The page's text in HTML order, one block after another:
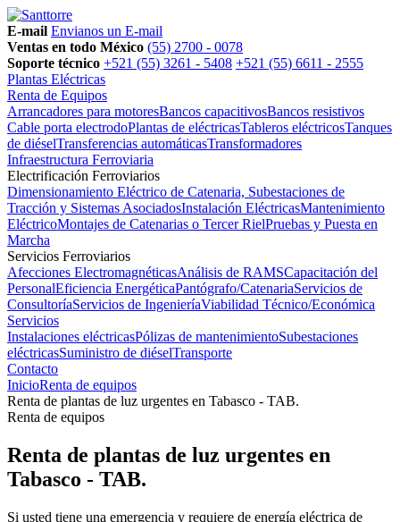
E-mail Envianos un E-mail
Ventas en todo México (55) 2700 - 0078
Soporte técnico +521 (55) 3261 - 5408 +521 (55) 6611 - 2555
Plantas Eléctricas
Renta de Equipos
Arrancadores para motoresBancos capacitivosBancos resistivos
Cable porta electrodoPlantas de eléctricasTableros eléctricosTanques
de diéselTransferencias automáticasTransformadores
Infraestructura Ferroviaria
Electrificación Ferroviarios
Dimensionamiento Eléctrico de Catenaria, Subestaciones de
Tracción y Sistemas AsociadosInstalación EléctricasMantenimiento
EléctricoMontajes de Catenarias o Tercer RielPruebas y Puesta en
Marcha
Servicios Ferroviarios
Afecciones ElectromagnéticasAnálisis de RAMSCapacitación del
PersonalEficiencia EnergéticaPantógrafo/CatenariaServicios de
ConsultoríaServicios de IngenieríaViabilidad Técnico/Económica
Servicios
Instalaciones eléctricasPólizas de mantenimientoSubestaciones
eléctricasSuministro de diéselTransporte
Contacto
InicioRenta de equipos
Renta de plantas de luz urgentes en Tabasco - TAB.
Renta de equipos
Renta de plantas de luz urgentes en
Tabasco - TAB.
Si usted tiene una emergencia y requiere de energía eléctrica de